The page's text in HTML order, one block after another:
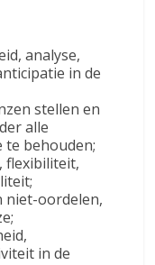
analyse,
in de
stellen en
alle
te behouden;
flexibiliteit,
niet-oordelen,
in de